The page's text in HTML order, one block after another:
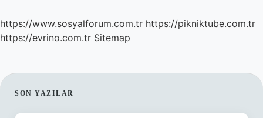
https://www.sosyalforum.com.tr https://pikniktube.com.tr
https://evrino.com.tr Sitemap
SIDEBAR
SON YAZILAR